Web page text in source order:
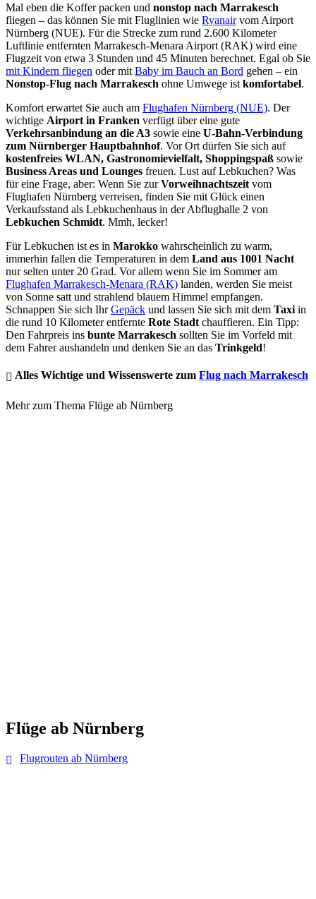
Mal eben die Koffer packen und nonstop nach Marrakesch
fliegen – das können Sie mit Fluglinien wie Ryanairvom Airport
Nürnberg (NUE). Für die Strecke zum rund 2.600 Kilometer
Luftlinie entfernten Marrakesch-Menara Airport (RAK) wird eine
Flugzeit von etwa 3 Stunden und 45 Minuten berechnet. Egal ob Sie
mit Kindern fliegen oder mit Baby im Bauch an Bord gehen – ein
Nonstop-Flug nach Marrakesch ohne Umwege ist komfortabel.
Komfort erwartet Sie auch am Flughafen Nürnberg (NUE). Der
wichtige Airport in Franken verfügt über eine gute
Verkehrsanbindung an die A3 sowie eine U-Bahn-Verbindung
zum Nürnberger Hauptbahnhof. Vor Ort dürfen Sie sich auf
kostenfreies WLAN, Gastronomievielfalt, Shoppingspaß sowie
Business Areas und Lounges freuen. Lust auf Lebkuchen? Was
für eine Frage, aber: Wenn Sie zurVorweihnachtszeit vom
Flughafen Nürnberg verreisen, finden Sie mit Glück einen
Verkaufsstand als Lebkuchenhaus in der Abflughalle 2 von
Lebkuchen Schmidt. Mmh, lecker!
Für Lebkuchen ist es in Marokko wahrscheinlich zu warm,
immerhin fallen die Temperaturen in dem Land aus 1001 Nacht
nur selten unter 20 Grad. Vor allem wenn Sie im Sommer am
Flughafen Marrakesch-Menara (RAK) landen, werden Sie meist
von Sonne satt und strahlend blauem Himmel empfangen.
Schnappen Sie sich IhrGepäck und lassen Sie sich mit dem Taxi in
die rund 10 Kilometer entfernte Rote Stadt chauffieren. Ein Tipp:
Den Fahrpreis ins bunte Marrakesch sollten Sie im Vorfeld mit
dem Fahrer aushandeln und denken Sie an das Trinkgeld!
Alles Wichtige und Wissenswerte zum Flug nach Marrakesch
Mehr zum Thema Flüge ab Nürnberg
Flüge ab Nürnberg
Flugrouten ab Nürnberg